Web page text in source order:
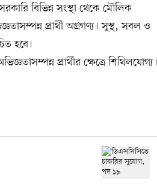
বিভিন্ন সংস্থা থেকে মৌলিক
প্রার্থী অগ্রগণ্য। সুস্থ, সবল ও
হবে।
প্রার্থীর ক্ষেত্রে শিথিলযোগ্য।